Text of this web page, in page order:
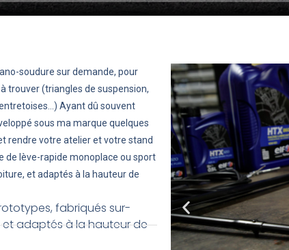
soudure sur demande, pour
trouver (triangles de suspension,
Ayant dû souvent
sous ma marque quelques
rendre votre atelier et votre stand
de lève-rapide monoplace ou sport
et adaptés à la hauteur de
fabriqués sur-
adaptés à la hauteur de